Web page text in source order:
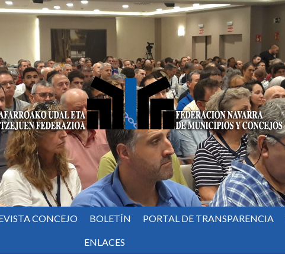
CONCEJO BOLETÍN PORTAL DE TRANSPARENCIA
ENLACES